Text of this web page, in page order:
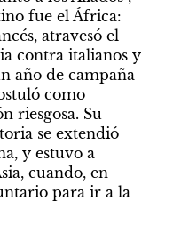
fue el África:
atravesó el
contra italianos y
año de campaña
como
riesgosa. Su
se extendió
y estuvo a
cuando, en
para ir a la